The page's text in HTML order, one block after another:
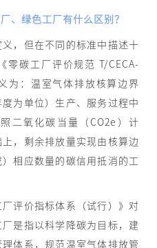
、绿色工厂有什么区别？
，但在不同的标准中描述十
零碳工厂评价规范 T/CECA-
为：温室气体排放核算边界
为单位）生产、服务过程中
二氧化碳当量（CO2e）计
，剩余排放量实现由核算边
相应数量的碳信用抵消的工
评价指标体系（试行）》对
是指以科学降碳为目标，建
体系，规范温室气体排放管